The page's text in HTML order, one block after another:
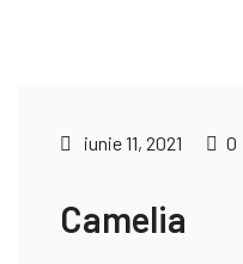
iunie 11, 2021 0
Camelia